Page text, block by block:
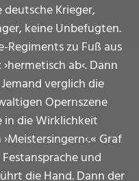
Krieger,
keine Unbefugten.
Regiments zu Fuß aus
ab‹. Dann
verglich die
Opernszene
in die Wirklichkeit
Graf
und
die Hand. Dann der